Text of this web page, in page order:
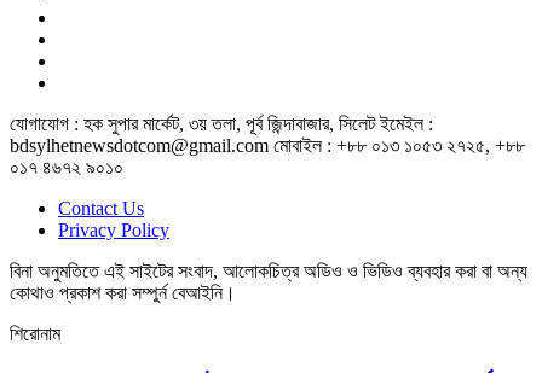
যোগাযোগ : হক সুপার মার্কেট, ৩য় তলা, পূর্ব জিন্দাবাজার, সিলেট ইমেইল :
bdsylhetnewsdotcom@gmail.com মোবাইল : +৮৮ ০১৩ ১০৫৩ ২৭২৫, +৮৮
০১৭ ৪৬৭২ ৯০১০
Contact Us
Privacy Policy
বিনা অনুমতিতে এই সাইটের সংবাদ, আলোকচিত্র অডিও ও ভিডিও ব্যবহার করা বা অন্য
কোথাও প্রকাশ করা সম্পুর্ন বেআইনি।
শিরোনাম